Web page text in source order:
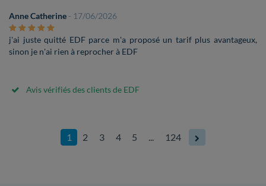
Anne Catherine - 17/06/2026
j'ai juste quitté EDF parce m'a proposé un tarif plus avantageux,
sinon je n'ai rien à reprocher à EDF
Avis vérifiés des clients de EDF
1 2 3 4 5 ... 124